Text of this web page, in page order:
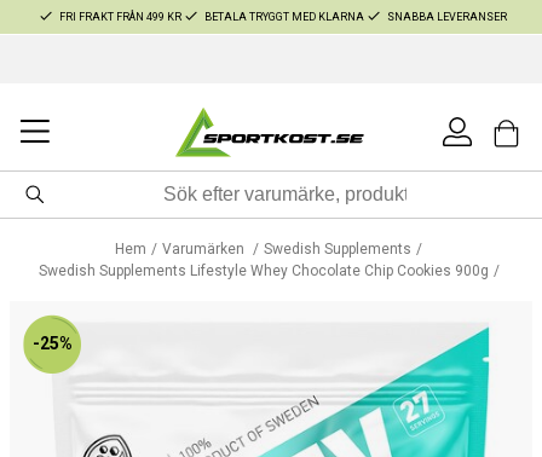
FRI FRAKT FRÅN 499 KR BETALA TRYGGT MED KLARNA SNABBA LEVERANSER
Hem Varumärken
Swedish Supplements
Swedish Supplements Lifestyle Whey Chocolate Chip Cookies 900g
-25%